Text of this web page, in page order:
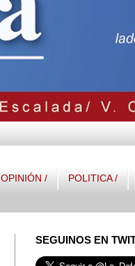
OPINIÓN / POLITICA /
SEGUINOS EN